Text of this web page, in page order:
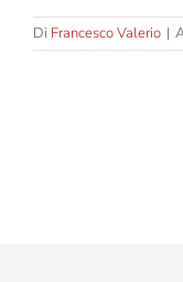
Di Francesco Valerio |